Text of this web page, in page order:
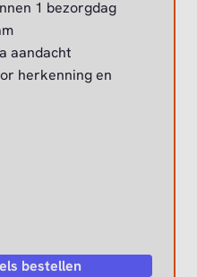
1 bezorgdag
aandacht
herkenning en
bestellen